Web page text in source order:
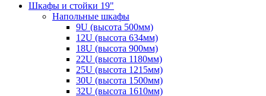
Шкафы и стойки 19"
Напольные шкафы
9U (высота 500мм)
12U (высота 634мм)
18U (высота 900мм)
22U (высота 1180мм)
25U (высота 1215мм)
30U (высота 1500мм)
32U (высота 1610мм)